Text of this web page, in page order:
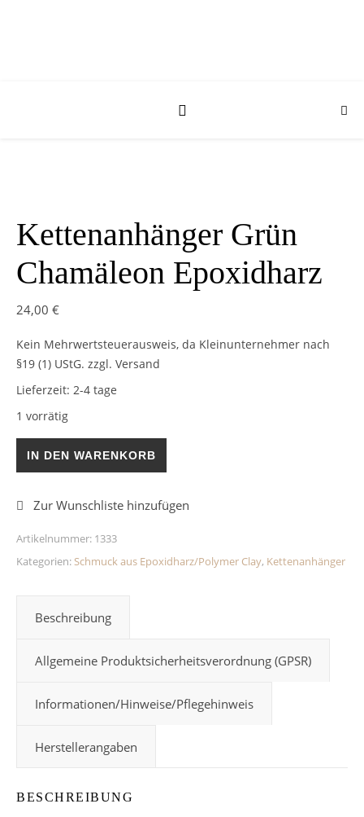
Kettenanhänger Grün
Chamäleon Epoxidharz
24,00 €
Kein Mehrwertsteuerausweis, da Kleinunternehmer nach
§19 (1) UStG. zzgl. Versand
Lieferzeit: 2-4 tage
1 vorrätig
Kettenanhänger Grün Chamäleon Epoxidharz Menge
IN DEN WARENKORB
Artikelnummer: 1333
Kategorien: Schmuck aus Epoxidharz/Polymer Clay, Kettenanhänger
Beschreibung
Allgemeine Produktsicherheitsverordnung (GPSR)
Informationen/Hinweise/Pflegehinweis
Herstellerangaben
BESCHREIBUNG